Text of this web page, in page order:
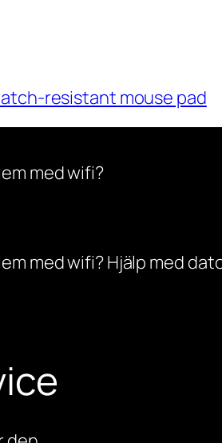
resistant mouse pad
med wifi?
med wifi? Hjälp med